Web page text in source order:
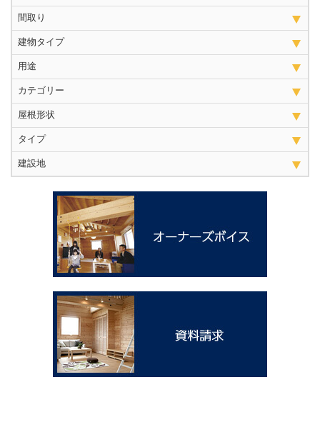
間取り
建物タイプ
用途
カテゴリー
屋根形状
タイプ
建設地